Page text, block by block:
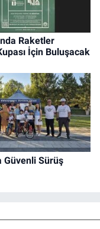
Raketler
İçin Buluşacak
Güvenli Sürüş